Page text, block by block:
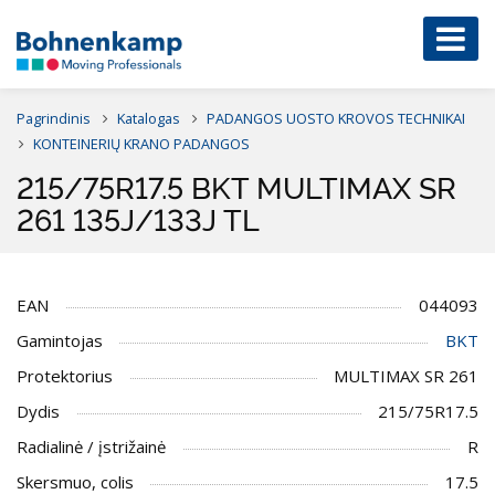
Pagrindinis Katalogas
PADANGOS UOSTO KROVOS TECHNIKAI
KONTEINERIŲ KRANO PADANGOS
215/75R17.5 BKT MULTIMAX SR
261 135J/133J TL
EAN
044093
Gamintojas
BKT
Protektorius
MULTIMAX SR 261
Dydis
215/75R17.5
Radialinė / įstrižainė
R
Skersmuo, colis
17.5